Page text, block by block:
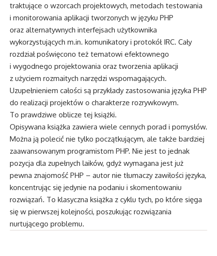
traktujące o wzorcach projektowych, metodach testowania
i monitorowania aplikacji tworzonych w języku PHP
oraz alternatywnych interfejsach użytkownika
wykorzystujących m.in. komunikatory i protokół IRC. Cały
rozdział poświęcono też tematowi efektownego
i wygodnego projektowania oraz tworzenia aplikacji
z użyciem rozmaitych narzędzi wspomagających.
Uzupełnieniem całości są przykłady zastosowania języka PHP
do realizacji projektów o charakterze rozrywkowym.
To prawdziwe oblicze tej książki.
Opisywana książka zawiera wiele cennych porad i pomysłów.
Można ją polecić nie tylko początkującym, ale także bardziej
zaawansowanym programistom PHP. Nie jest to jednak
pozycja dla zupełnych laików, gdyż wymagana jest już
pewna znajomość PHP – autor nie tłumaczy zawiłości języka,
koncentrując się jedynie na podaniu i skomentowaniu
rozwiązań. To klasyczna książka z cyklu tych, po które sięga
się w pierwszej kolejności, poszukując rozwiązania
nurtującego problemu.